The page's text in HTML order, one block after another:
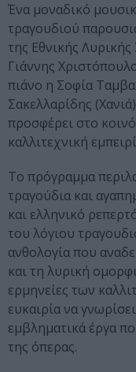
Ένα μοναδικό
τραγουδιού
της Εθνικής
Γιάννης
πιάνο η Σοφία
Σακελλαρίδης
προσφέρει στο
καλλιτεχνική
Το πρόγραμμα
τραγούδια και
και ελληνικό
του λόγιου
ανθολογία που
και τη λυρική
ερμηνείες των
ευκαιρία να
εμβληματικά έργα
της όπερας.